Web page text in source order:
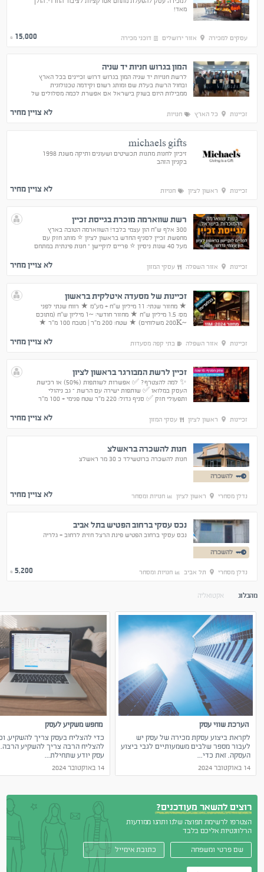
מאד!
עסקים למכירה אזור ירושלים דוכני מכירה 15,000
₪
המון בגרוש חניות יד שניה
לרשת חנויות יד שניה המון בגרוש דרוש זכיינים בכל הארץ
ובחול הרשת בעלת שם ומותג רשום וקידמה טכנולוגית
ממבילות היום בשוק בישראל אם אפשרת לכמה מסלולים של
זכיינות
כל הארץ חנויות לא צויין מחיר
michaels gifts
זיכיון לחנות מתנות תכשיטים ושעונים ותיקה משנת 1998
בקניון הזהב
זכיינות ראשון לציון חנויות לא צויין מחיר
רשת שווארמה מוכרת בגייסת זכיין
300 אלף ש"ח הון עצמי בלבד! השווארמה הטובה בארץ
מחפשת זכיין לסניף החדש בראשון לציון ⭐ מותג חזק עם
מעל 40 שנות ניסיון ⭐ פריים לוקיישן – חנות פינתית במתחם
זכיינות
אזור השפלה עסקי המזון לא צויין מחיר
זכיינות של מסעדה איטלקית בראשון
★ מחזור שנתי: 11 מיליון ש"ח + מע"מ ★ רווח שנתי לפני
מס: 1.5 מיליון ש"ח ★ מחזור חודשי: ~1 מיליון ש"ח (מתוכם
~200K משלוחים) ★ שטח: 200 מ"ר | מטבח 100 מ"ר ★
זכיינות
אזור השפלה בתי קפה מסעדות לא צויין מחיר
זכיין לרשת המבורגר בראשון לציון
✨ למה להצטרף? ✅ אפשרות לשותפות (50%) או רכישת
העסק במלואו ✅ שותפות ישירה עם הרשת – גב ניהולי
ותפעולי חזק ✅ סניף גדול: 220 מ"ר שטח פנימי + 100 מ"ר
בקיץ
זכיינות ראשון לציון עסקי המזון לא צויין מחיר
להשכרה
חנות להשכרה בראשלצ
חנות להשכרה ברוטשילד כ 30 מר ראשלצ
נדלן מסחרי ראשון לציון חנויות ומסחר לא צויין מחיר
להשכרה
נכס עסקי ברחוב הפטיש בתל אביב
נכס עסקי ברחוב הפטיש פינת הרצל חזית לרחוב + גלריה
נדלן מסחרי תל אביב חנויות ומסחר 5,200
₪
מהבלוג אקטואליה
הערכת שווי עסק
לקראת ביצוע עסקת מכירה של עסק יש
לעבור מספר שלבים משמעותיים לגבי ביצוע
העסקה. זאת כדי...
14 באוקטובר 2024
מחפש משקיע לעסק
כדי להצליח בעסק צריך להשקיע,
להצליח הרבה צריך להשקיע
עסק יודע שתחילת...
14 באוקטובר 2024
רוצים להשאר מעודכנים?
הצטרפו לרשימת תפוצה שלנו ותהנו ממודעות
הרלוונטיות אליכם בלבד